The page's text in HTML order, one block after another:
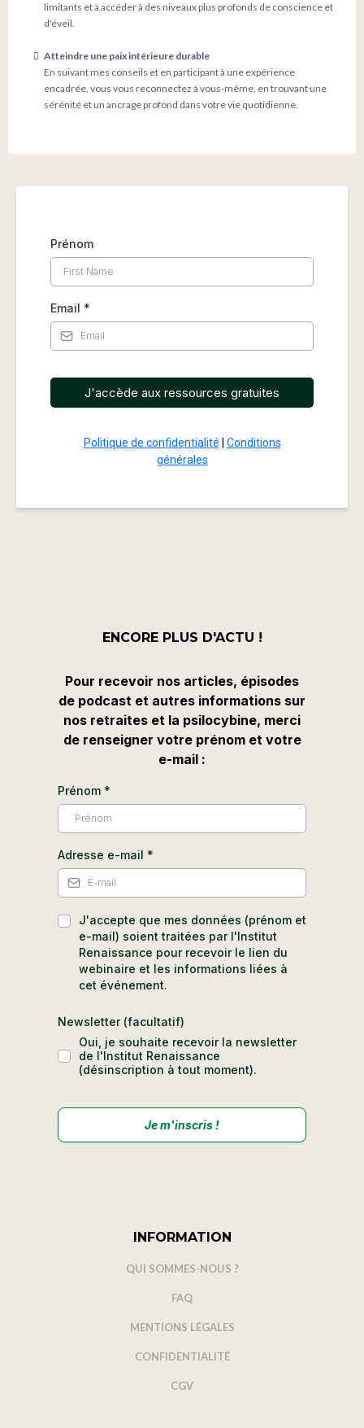
limitants et à accéder à des niveaux plus profonds de conscience et
d'éveil.
Atteindre une paix intérieure durable
En suivant mes conseils et en participant à une expérience
encadrée, vous vous reconnectez à vous-même, en trouvant une
sérénité et un ancrage profond dans votre vie quotidienne.
Prénom
Email *
J'accède aux ressources gratuites
Politique de confidentialité
Conditions
générales
ENCORE PLUS D'ACTU !​
Pour recevoir nos articles, épisodes
de podcast et autres informations sur
nos retraites et la psilocybine, merci
de renseigner votre prénom et votre
e-mail :
Prénom *
Adresse e-mail *
J'accepte que mes données (prénom et
e-mail) soient traitées par l'Institut
Renaissance pour recevoir le lien du
webinaire et les informations liées à
cet événement.
Newsletter (facultatif)
Oui, je souhaite recevoir la newsletter
de l'Institut Renaissance
(désinscription à tout moment).
Je m'inscris !
INFORMATION​
QUI SOMMES-NOUS ?
FAQ
MENTIONS LÉGALES
CONFIDENTIALITÉ
CGV